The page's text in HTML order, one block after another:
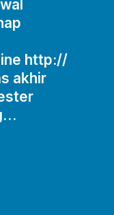
http://
akhir